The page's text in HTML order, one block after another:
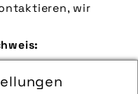
wir
| Klemens